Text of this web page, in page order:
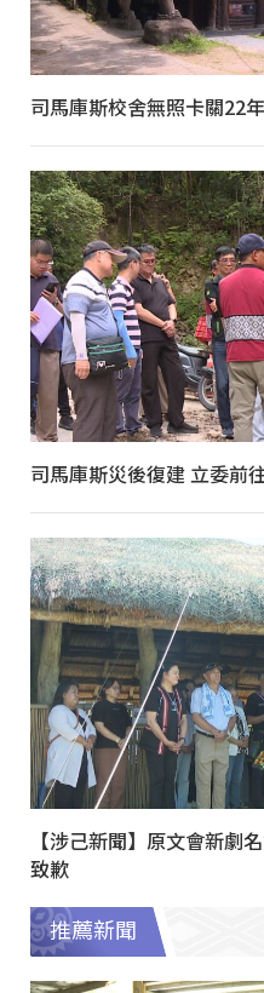
司馬庫斯校舍無照卡關22
司馬庫斯災後復建 立委前
【涉己新聞】原文會新劇
致歉
推薦新聞